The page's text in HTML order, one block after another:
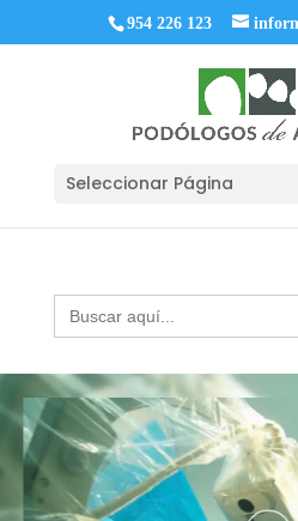
954 226 123
Seleccionar Página
Buscar: